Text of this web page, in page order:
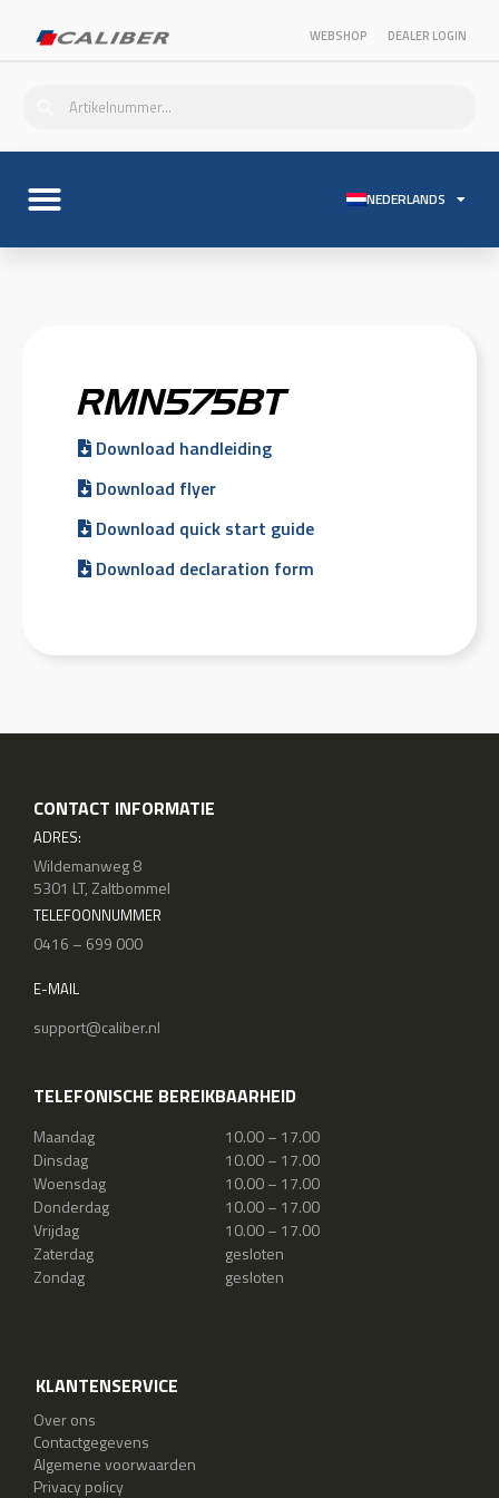
WEBSHOP DEALER LOGIN
NEDERLANDS
RMN575BT
Download handleiding
Download flyer
Download quick start guide
Download declaration form
CONTACT INFORMATIE
ADRES:
Wildemanweg 8
5301 LT, Zaltbommel
TELEFOONNUMMER
0416 – 699 000
E-MAIL
support@caliber.nl
TELEFONISCHE BEREIKBAARHEID
Maandag
10.00 – 17.00
Dinsdag
10.00 – 17.00
Woensdag
10.00 – 17.00
Donderdag
10.00 – 17.00
Vrijdag
10.00 – 17.00
Zaterdag
gesloten
Zondag
gesloten
KLANTENSERVICE
Over ons
Contactgegevens
Algemene voorwaarden
Privacy policy